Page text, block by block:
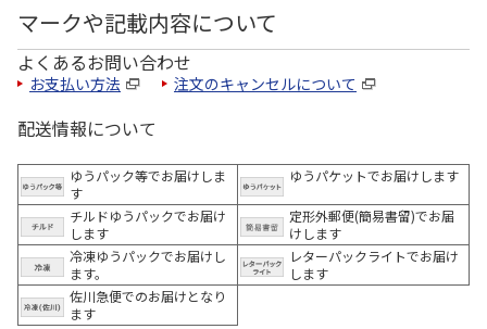
マークや記載内容について
よくあるお問い合わせ
お支払い方法 注文のキャンセルについて
配送情報について
ゆうパック等でお届けしま
す
ゆうパケットでお届けします
チルドゆうパックでお届け
します
定形外郵便(簡易書留)でお届
けします
冷凍ゆうパックでお届けし
ます。
レターパックライトでお届け
します
佐川急便でのお届けとなり
ます